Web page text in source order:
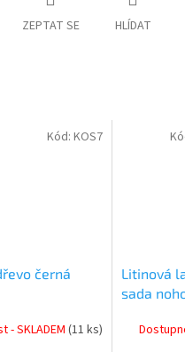
ZEPTAT SE HLÍDAT
černá
- SKLADEM(11 ks)
Kód:KOS7
Litinová
sada